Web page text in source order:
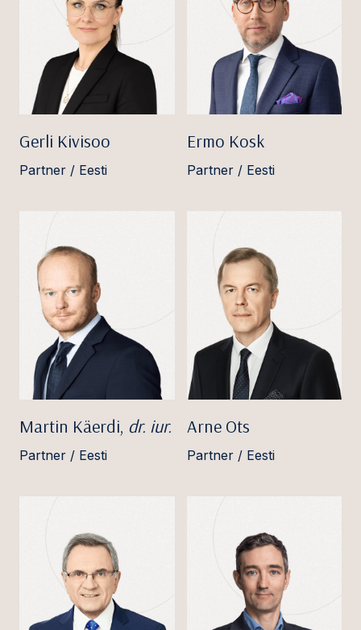
Gerli Kivisoo
Partner / Eesti
Ermo Kosk
Partner / Eesti
Martin Käerdi, dr. iur.
Partner / Eesti
Arne Ots
Partner / Eesti